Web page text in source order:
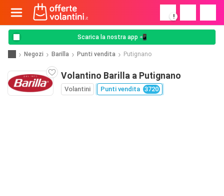
!
Scarica la nostra app 📲
Negozi Barilla Punti vendita Putignano
Volantino Barilla a Putignano
Volantini Punti vendita 3720